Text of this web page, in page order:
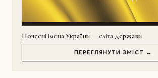
Почесні імена України — еліта держави
ПЕРЕГЛЯНУТИ ЗМІСТ →